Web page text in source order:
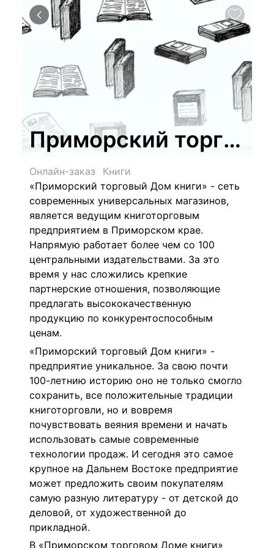
Приморский
Онлайн-заказ
Книги
«Приморский торговый Дом книги» - сеть
современных универсальных магазинов,
является ведущим книготорговым
предприятием в Приморском крае.
Напрямую работает более чем со 100
центральными издательствами. За это
время у нас сложились крепкие
партнерские отношения, позволяющие
предлагать высококачественную
продукцию по конкурентоспособным
ценам.
«Приморский торговый Дом книги» -
предприятие уникальное. За свою почти
100-летнию историю оно не только смогло
сохранить, все положительные традиции
книготорговли, но и вовремя
почувствовать веяния времени и начать
использовать самые современные
технологии продаж. И сегодня это самое
крупное на Дальнем Востоке предприятие
может предложить своим покупателям
самую разную литературу - от детской до
деловой, от художественной до
прикладной.
В «Приморском торговом Доме книги»